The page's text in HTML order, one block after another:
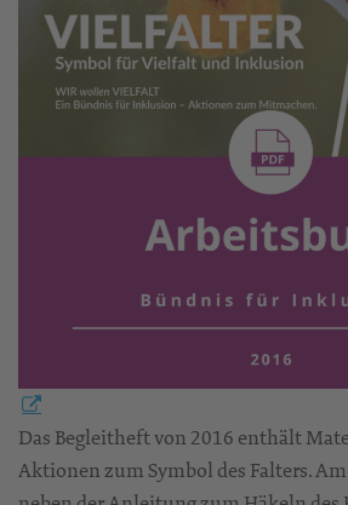
Das Begleitheft von 2016 enthält
Aktionen zum Symbol des Falters.